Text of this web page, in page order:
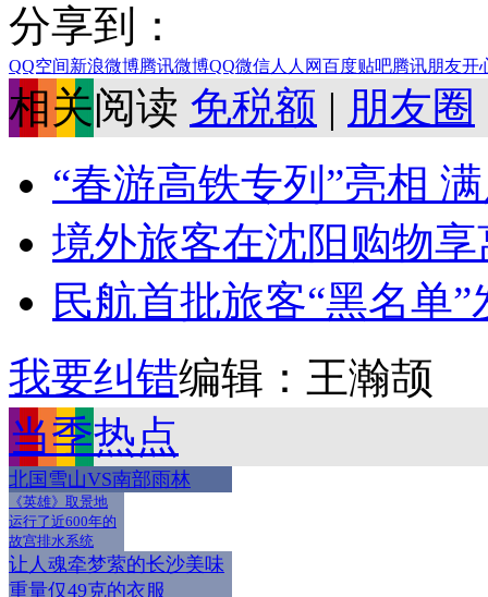
分享到：
QQ空间新浪微博腾讯微博QQ微信人人网百度贴吧腾讯朋友开
相关阅读 免税额 | 朋友圈
“春游高铁专列”亮相
境外旅客在沈阳购物
民航首批旅客“黑名单
我要纠错编辑：王瀚颉
当季热点
北国雪山VS南部雨林
《英雄》取景地
运行了近600年的
故宫排水系统
让人魂牵梦萦的长沙美味
重量仅49克的衣服